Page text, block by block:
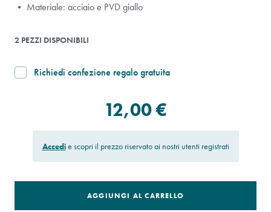
• Materiale: acciaio e PVD giallo
2 PEZZI DISPONIBILI
Richiedi confezione regalo gratuita
12,00 €
Accedie scopri il prezzo riservato ai nostri utenti registrati
AGGIUNGI AL CARRELLO